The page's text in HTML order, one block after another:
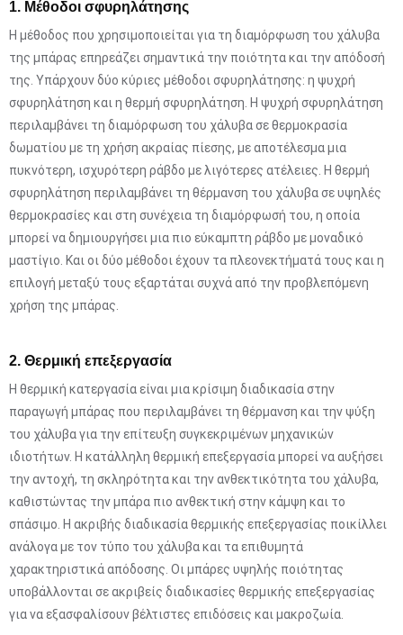
1. Μέθοδοι σφυρηλάτησης
Η μέθοδος που χρησιμοποιείται για τη διαμόρφωση του χάλυβα
της μπάρας επηρεάζει σημαντικά την ποιότητα και την απόδοσή
της. Υπάρχουν δύο κύριες μέθοδοι σφυρηλάτησης: η ψυχρή
σφυρηλάτηση και η θερμή σφυρηλάτηση. Η ψυχρή σφυρηλάτηση
περιλαμβάνει τη διαμόρφωση του χάλυβα σε θερμοκρασία
δωματίου με τη χρήση ακραίας πίεσης, με αποτέλεσμα μια
πυκνότερη, ισχυρότερη ράβδο με λιγότερες ατέλειες. Η θερμή
σφυρηλάτηση περιλαμβάνει τη θέρμανση του χάλυβα σε υψηλές
θερμοκρασίες και στη συνέχεια τη διαμόρφωσή του, η οποία
μπορεί να δημιουργήσει μια πιο εύκαμπτη ράβδο με μοναδικό
μαστίγιο. Και οι δύο μέθοδοι έχουν τα πλεονεκτήματά τους και η
επιλογή μεταξύ τους εξαρτάται συχνά από την προβλεπόμενη
χρήση της μπάρας.
2. Θερμική επεξεργασία
Η θερμική κατεργασία είναι μια κρίσιμη διαδικασία στην
παραγωγή μπάρας που περιλαμβάνει τη θέρμανση και την ψύξη
του χάλυβα για την επίτευξη συγκεκριμένων μηχανικών
ιδιοτήτων. Η κατάλληλη θερμική επεξεργασία μπορεί να αυξήσει
την αντοχή, τη σκληρότητα και την ανθεκτικότητα του χάλυβα,
καθιστώντας την μπάρα πιο ανθεκτική στην κάμψη και το
σπάσιμο. Η ακριβής διαδικασία θερμικής επεξεργασίας ποικίλλει
ανάλογα με τον τύπο του χάλυβα και τα επιθυμητά
χαρακτηριστικά απόδοσης. Οι μπάρες υψηλής ποιότητας
υποβάλλονται σε ακριβείς διαδικασίες θερμικής επεξεργασίας
για να εξασφαλίσουν βέλτιστες επιδόσεις και μακροζωία.